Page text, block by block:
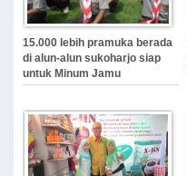
15.000 lebih pramuka berada
di alun-alun sukoharjo siap
untuk Minum Jamu